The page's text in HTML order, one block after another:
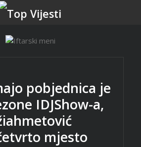
pobjednica je
IDJShow-a,
mjesto